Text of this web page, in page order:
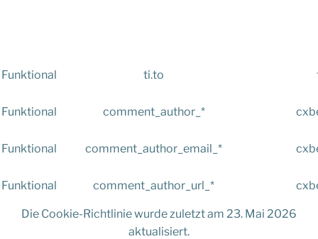
Funktional ti.to
Funktional comment_author_*
Funktional comment_author_email_*
Funktional comment_author_url_*
Die Cookie-Richtlinie wurde zuletzt am 23. Mai 2026
aktualisiert.